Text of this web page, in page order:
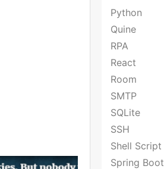
Python
Quine
RPA
React
Room
SMTP
SQLite
SSH
Shell Script
Spring Boot